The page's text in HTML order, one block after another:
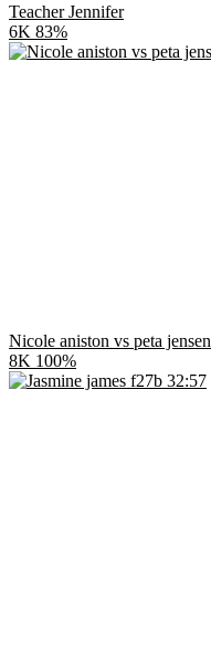
Teacher Jennifer
6K 83%
Nicole aniston vs peta jensen
8K 100%
32:57